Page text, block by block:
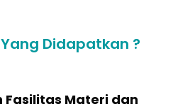
Didapatkan ?
Fasilitas Materi dan